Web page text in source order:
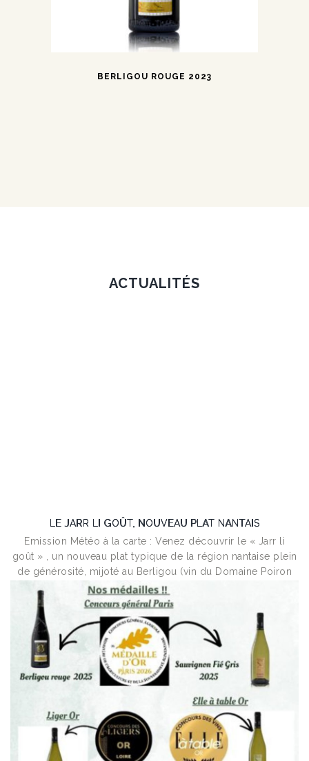
BERLIGOU ROUGE 2023
ACTUALITÉS
LE JARR LI GOÛT, NOUVEAU PLAT NANTAIS
Emission Météo à la carte : Venez découvrir le « Jarr li
goût » , un nouveau plat typique de la région nantaise plein
de générosité, mijoté au Berligou (vin du Domaine Poiron
Dabin) pour révéler toutes ses saveurs.
https://www.facebook.com/share/v/1BWG5nPgrR/